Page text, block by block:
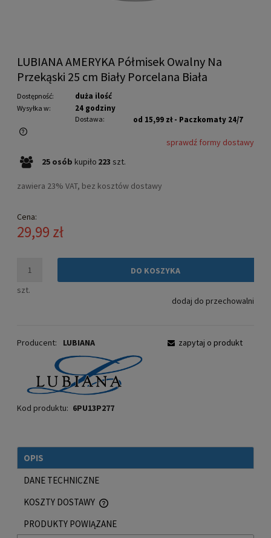
LUBIANA AMERYKA Półmisek Owalny Na
Przekąski 25 cm Biały Porcelana Biała
Dostępność: duża ilość
Wysyłka w: 24 godziny
Dostawa: od 15,99 zł - Paczkomaty 24/7
Cena nie zawiera ewentualnych kosztów płatności
sprawdź formy dostawy
25 osób kupiło 223 szt.
zawiera 23% VAT, bez kosztów dostawy
Cena:
29,99 zł
szt.
DO KOSZYKA
dodaj do przechowalni
Producent: LUBIANA
Kod produktu: 6PU13P277
zapytaj o produkt
OPIS
DANE TECHNICZNE
KOSZTY DOSTAWY
CENA NIE ZAWIERA EWENTUALNYCH KOSZTÓW PŁATNOŚCI
PRODUKTY POWIĄZANE